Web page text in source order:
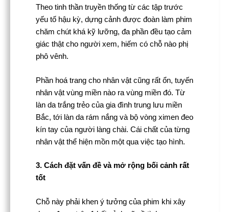
Theo tinh thần truyền thống từ các tập trước
yếu tố hậu kỳ, dựng cảnh được đoàn làm phim
chăm chút khá kỹ lưỡng, đa phần đều tạo cảm
giác thật cho người xem, hiếm có chỗ nào phị
phô vênh.
Phần hoá trang cho nhân vật cũng rất ổn, tuyến
nhân vật vùng miền nào ra vùng miền đó. Từ
làn da trắng trẻo của gia đình trung lưu miền
Bắc, tới làn da rám nắng và bộ vòng ximen đeo
kín tay của người làng chài. Cái chất của từng
nhân vật thể hiện mồn một qua việc tạo hình.
3. Cách đặt vấn đề và mở rộng bối cảnh rất
tốt
Chỗ này phải khen ý tưởng của phim khi xây